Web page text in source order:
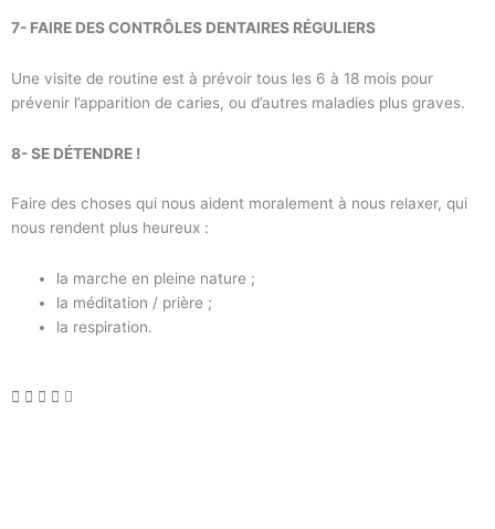
7- FAIRE DES CONTRÔLES DENTAIRES RÉGULIERS
Une visite de routine est à prévoir tous les 6 à 18 mois pour
prévenir l’apparition de caries, ou d’autres maladies plus graves.
8- SE DÉTENDRE !
Faire des choses qui nous aident moralement à nous relaxer, qui
nous rendent plus heureux :
la marche en pleine nature ;
la méditation / prière ;
la respiration.